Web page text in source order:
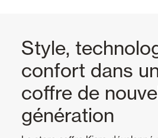
Style,
confort dans
coffre de
génération